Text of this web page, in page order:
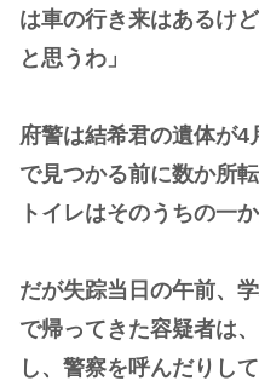
は車の行き来はあるけ
と思うわ」
府警は結希君の遺体が
で見つかる前に数か所
トイレはそのうちの一
だが失踪当日の午前、
で帰ってきた容疑者は
し、警察を呼んだりし